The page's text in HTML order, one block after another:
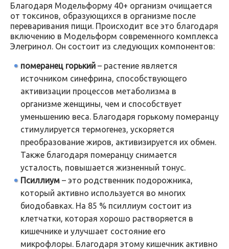
Благодаря Модельформу 40+ организм очищается
от токсинов, образующихся в организме после
переваривания пищи. Происходит все это благодаря
включению в Модельформ современного комплекса
Элегринол. Он состоит из следующих компонентов:
померанец горький – растение является
источником синефрина, способствующего
активизации процессов метаболизма в
организме женщины, чем и способствует
уменьшению веса. Благодаря горькому померанцу
стимулируется термогенез, ускоряется
преобразование жиров, активизируется их обмен.
Также благодаря померанцу снимается
усталость, повышается жизненный тонус.
Псиллиум – это родственник подорожника,
который активно используется во многих
биодобавках. На 85 % псиллиум состоит из
клетчатки, которая хорошо растворяется в
кишечнике и улучшает состояние его
микрофлоры. Благодаря этому кишечник активно